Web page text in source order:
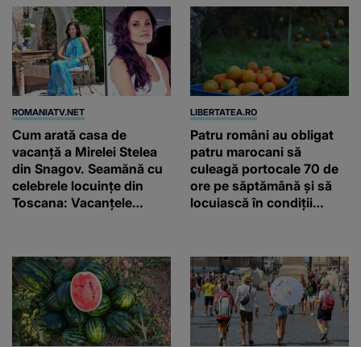
ROMANIATV.NET
Cum arată casa de
vacanță a Mirelei Stelea
din Snagov. Seamănă cu
celebrele locuințe din
Toscana: Vacanţele
amprenta
LIBERTATEA.RO
Patru români au obligat
patru marocani să
culeagă portocale 70 de
ore pe săptămână și să
locuiască în condiții